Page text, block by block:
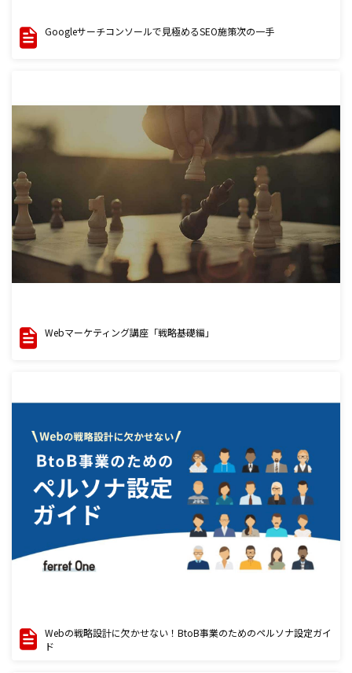
Googleサーチコンソールで見極めるSEO施策次の一手
Webマーケティング講座「戦略基礎編」
Webの戦略設計に欠かせない！BtoB事業のためのペルソナ設定ガイ
ド